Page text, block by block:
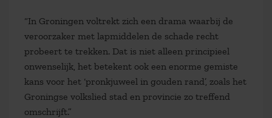
“In Groningen voltrekt zich een drama waarbij de
veroorzaker met lapmiddelen de schade recht
probeert te trekken. Dat is niet alleen principieel
onwenselijk, het betekent ook een enorme gemiste
kans voor het ‘pronkjuweel in gouden rand’, zoals het
Groningse volkslied stad en provincie zo treffend
omschrijft.”